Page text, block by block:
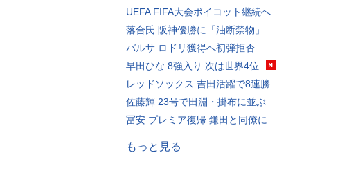
UEFA FIFA大会ボイコット継続へ
落合氏 阪神優勝に「油断禁物」
バルサ ロドリ獲得へ初弾拒否
早田ひな 8強入り 次は世界4位
レッドソックス 吉田活躍で8連勝
佐藤輝 23号で田淵・掛布に並ぶ
冨安 プレミア復帰 鎌田と同僚に
もっと見る